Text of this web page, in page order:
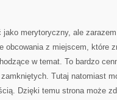
merytoryczny, ale
obcowania z miejscem, które
w temat. To bardzo
Tutaj natomiast
Dzięki temu strona może